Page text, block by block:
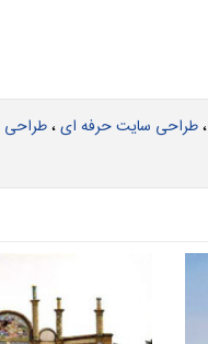
،طراحی سایت حرفه ای،طراحی